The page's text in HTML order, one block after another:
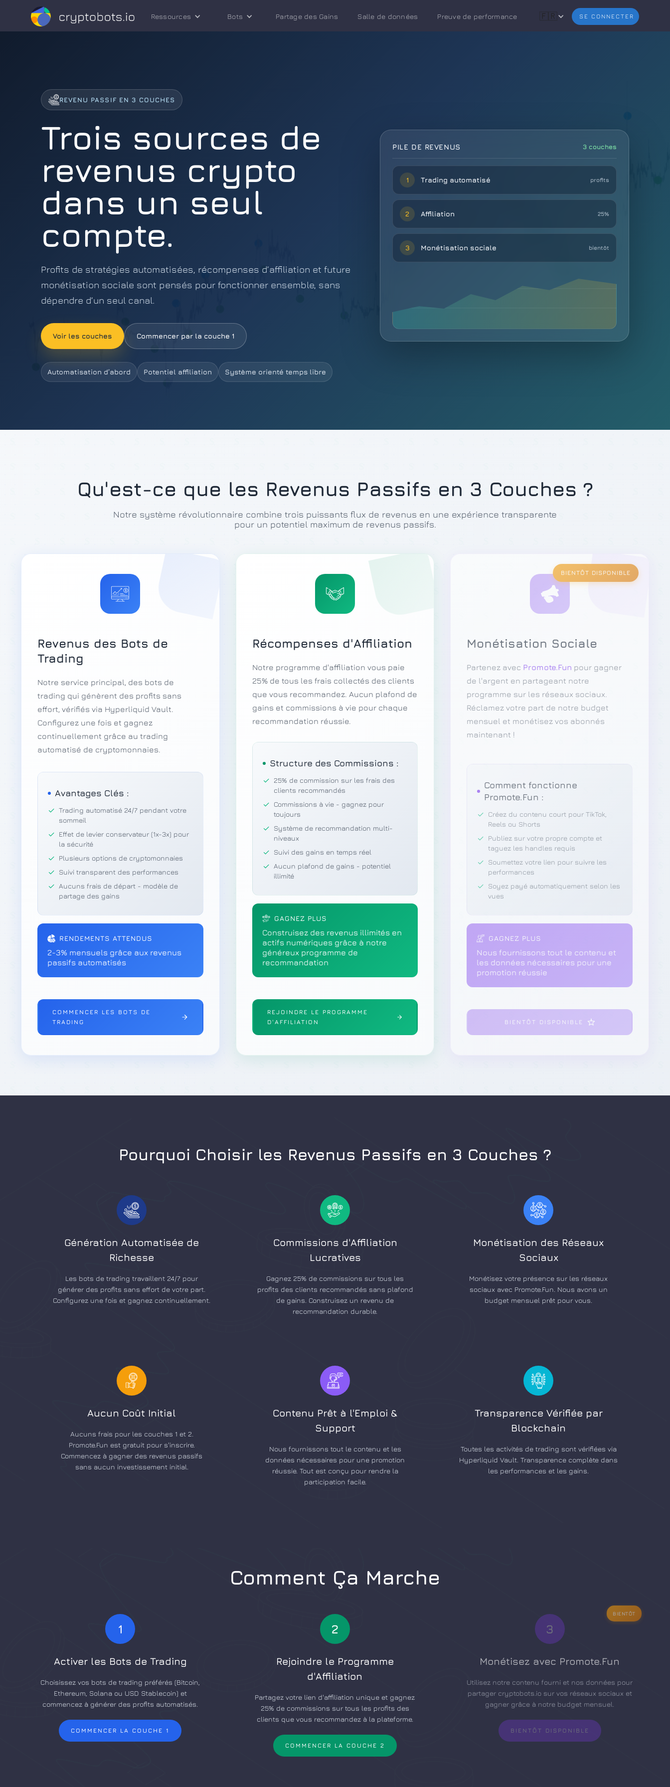
Ressources Bots Partage des Gains Salle de données Preuve de performance 🇫🇷 SE CONNECTER
REVENU PASSIF EN 3 COUCHES
Trois sources de
revenus crypto
dans un seul
compte.
Profits de stratégies automatisées, récompenses d’affiliation et future
monétisation sociale sont pensés pour fonctionner ensemble, sans
dépendre d’un seul canal.
Voir les couches Commencer par la couche 1
Automatisation d’abord Potentiel affiliation Système orienté temps libre
PILE DE REVENUS 3 couches
1 Trading automatisé profits
2 Affiliation 25%
3 Monétisation sociale bientôt
Qu'est-ce que les Revenus Passifs en 3 Couches ?
Notre système révolutionnaire combine trois puissants flux de revenus en une expérience transparente
pour un potentiel maximum de revenus passifs.
Revenus des Bots de
Trading
Notre service principal, des bots de
trading qui génèrent des profits sans
effort, vérifiés via Hyperliquid Vault.
Configurez une fois et gagnez
continuellement grâce au trading
automatisé de cryptomonnaies.
Avantages Clés :
✓ Trading automatisé 24/7 pendant votre
sommeil
✓ Effet de levier conservateur (1x-3x) pour
la sécurité
✓ Plusieurs options de cryptomonnaies
✓ Suivi transparent des performances
✓ Aucuns frais de départ - modèle de
partage des gains
RENDEMENTS ATTENDUS
2-3% mensuels grâce aux revenus
passifs automatisés
COMMENCER LES BOTS DE
TRADING
Récompenses d'Affiliation
Notre programme d'affiliation vous paie
25% de tous les frais collectés des clients
que vous recommandez. Aucun plafond de
gains et commissions à vie pour chaque
recommandation réussie.
Structure des Commissions :
✓ 25% de commission sur les frais des
clients recommandés
✓ Commissions à vie - gagnez pour
toujours
✓ Système de recommandation multi-
niveaux
✓ Suivi des gains en temps réel
✓ Aucun plafond de gains - potentiel
illimité
GAGNEZ PLUS
Construisez des revenus illimités en
actifs numériques grâce à notre
généreux programme de
recommandation
REJOINDRE LE PROGRAMME
D'AFFILIATION
BIENTÔT DISPONIBLE
Monétisation Sociale
Partenez avec Promote.Fun pour gagner
de l'argent en partageant notre
programme sur les réseaux sociaux.
Réclamez votre part de notre budget
mensuel et monétisez vos abonnés
maintenant !
Comment fonctionne
Promote.Fun :
✓ Créez du contenu court pour TikTok,
Reels ou Shorts
✓ Publiez sur votre propre compte et
taguez les handles requis
✓ Soumettez votre lien pour suivre les
performances
✓ Soyez payé automatiquement selon les
vues
GAGNEZ PLUS
Nous fournissons tout le contenu et
les données nécessaires pour une
promotion réussie
BIENTÔT DISPONIBLE
Pourquoi Choisir les Revenus Passifs en 3 Couches ?
Génération Automatisée de
Richesse
Les bots de trading travaillent 24/7 pour
générer des profits sans effort de votre part.
Configurez une fois et gagnez continuellement.
Commissions d'Affiliation
Lucratives
Gagnez 25% de commissions sur tous les
profits des clients recommandés sans plafond
de gains. Construisez un revenu de
recommandation durable.
Monétisation des Réseaux
Sociaux
Monétisez votre présence sur les réseaux
sociaux avec Promote.Fun. Nous avons un
budget mensuel prêt pour vous.
Aucun Coût Initial
Aucuns frais pour les couches 1 et 2.
Promote.Fun est gratuit pour s'inscrire.
Commencez à gagner des revenus passifs
sans aucun investissement initial.
Contenu Prêt à l'Emploi &
Support
Nous fournissons tout le contenu et les
données nécessaires pour une promotion
réussie. Tout est conçu pour rendre la
participation facile.
Transparence Vérifiée par
Blockchain
Toutes les activités de trading sont vérifiées via
Hyperliquid Vault. Transparence complète dans
les performances et les gains.
Comment Ça Marche
1
Activer les Bots de Trading
Choisissez vos bots de trading préférés (Bitcoin,
Ethereum, Solana ou USD Stablecoin) et
commencez à générer des profits automatisés.
COMMENCER LA COUCHE 1
2
Rejoindre le Programme
d'Affiliation
Partagez votre lien d'affiliation unique et gagnez
25% de commissions sur tous les profits des
clients que vous recommandez à la plateforme.
COMMENCER LA COUCHE 2
BIENTÔT
3
Monétisez avec Promote.Fun
Utilisez notre contenu fourni et nos données pour
partager cryptobots.io sur vos réseaux sociaux et
gagner grâce à notre budget mensuel.
BIENTÔT DISPONIBLE